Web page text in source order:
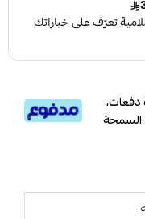
قسم دفعاتك بطريقة ميسرة إلى 4 وحتى 6 دفعات،
السمحة